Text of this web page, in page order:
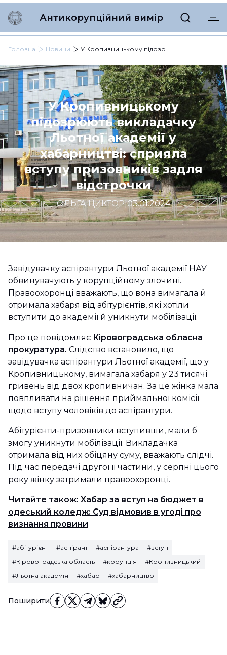
Антикорупційний вимір
Головна Новини У Кропивницькому підозрюють викладачку Льотної академії у хабарництві: сприяла вступу призовників задля відстрочки
У Кропивницькому
підозрюють викладачку
Льотної академії у
хабарництві: сприяла
вступу призовників задля
відстрочки
ОЛЬГА ЦИКТОР|03.01.2024
Поширити
Завідувачку аспірантури Льотної академії НАУ
обвинувачують у корупційному злочині.
Правоохоронці вважають, що вона вимагала й
отримала хабаря від абітурієнтів, які хотіли
вступити до академії й уникнути мобілізації.
Про це повідомляє Кіровоградська обласна
прокуратура. Слідство встановило, що
завідувачка аспірантури Льотної академії, що у
Кропивницькому, вимагала хабаря у 23 тисячі
гривень від двох кропивничан. За це жінка мала
повпливати на рішення приймальної комісії
щодо вступу чоловіків до аспірантури.
Абітурієнти-призовники вступивши, мали б
змогу уникнути мобілізації. Викладачка
отримала від них обіцяну суму, вважають слідчі.
Під час передачі другої її частини, у серпні цього
року жінку затримали правоохоронці.
Читайте також: Хабар за вступ на бюджет в
одеський коледж: Суд відмовив в угоді про
визнання провини
#абітурієнт #аспірант #аспірантура
#вступ
#Кіровоградська область
#корупція
#Кропивницький
#Льотна академія
#хабар #хабарництво